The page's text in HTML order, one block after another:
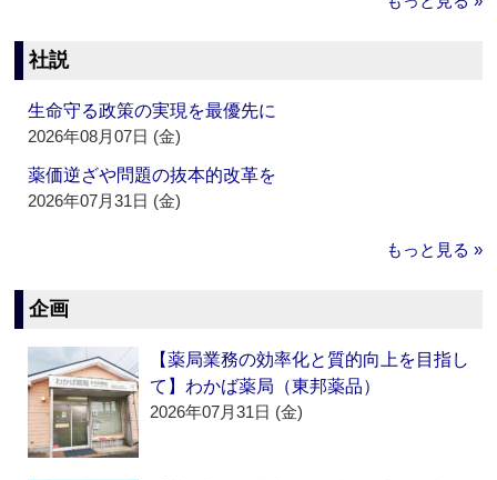
社説
生命守る政策の実現を最優先に
2026年08月07日 (金)
薬価逆ざや問題の抜本的改革を
2026年07月31日 (金)
もっと見る »
企画
【薬局業務の効率化と質的向上を目指し
て】わかば薬局（東邦薬品）
2026年07月31日 (金)